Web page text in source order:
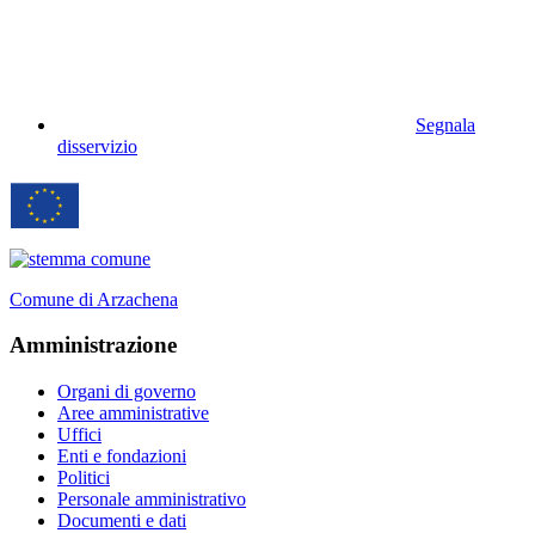
Segnala
disservizio
Comune di Arzachena
Amministrazione
Organi di governo
Aree amministrative
Uffici
Enti e fondazioni
Politici
Personale amministrativo
Documenti e dati